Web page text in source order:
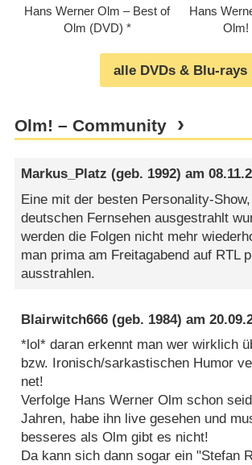
Hans Werner Olm – Best of
Olm (DVD)
Hans
Olm!
alle DVDs & Blu-rays
Olm! – Community
Markus_Platz (geb. 1992) am
Eine mit der besten Personality-
deutschen Fernsehen ausgestrahlt
werden die Folgen nicht mehr
man prima am Freitagabend auf RTL
ausstrahlen.
Blairwitch666 (geb. 1984) am
*lol* daran erkennt man wer wirklich
bzw. Ironisch/sarkastischen Humor
net!
Verfolge Hans Werner Olm schon
Jahren, habe ihn live gesehen und
besseres als Olm gibt es nicht!
Da kann sich dann sogar ein "Stefan